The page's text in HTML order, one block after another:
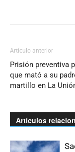
Artículo anterior
Prisión preventiva
que mató a su
martillo en La
Artículos